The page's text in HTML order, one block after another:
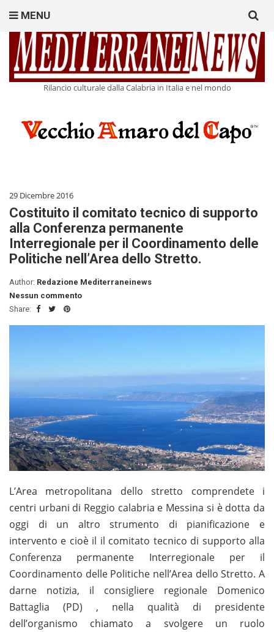
Rilancio culturale dalla Calabria in Italia e nel mondo
MENU
for:
29 Dicembre 2016
Costituito il comitato tecnico di supporto
alla Conferenza permanente
Interregionale per il Coordinamento delle
Politiche nell’Area dello Stretto.
Author: Redazione Mediterraneinews
Nessun commento
Share:
L’Area metropolitana dello stretto comprendete i
centri urbani di Reggio calabria e Messina si è dotta da
oggi di un altro strumento di pianificazione e
intervento e cioè il il comitato tecnico di supporto alla
Conferenza permanente Interregionale per il
Coordinamento delle Politiche nell’Area dello Stretto. A
darne notizia, il consigliere regionale Domenico
Battaglia (PD) , nella qualità di presidente
dell’organismo chiamato a svolgere un ruolo